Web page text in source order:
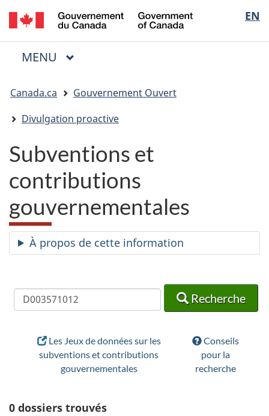
Passer
au
contenu
Passer
à
« Au
Passer
à
la
EN
of
Menu
MENU PRINCIPAL
êtes
ici
Canada.ca
Gouvernement Ouvert
Divulgation proactive
Subventions et
contributions
gouvernementales
À propos de cette information
Recherche
Recherche
Recherche
Les Jeux de données sur les
subventions et contributions
gouvernementales
Conseils
pour la
recherche
0 dossiers trouvés